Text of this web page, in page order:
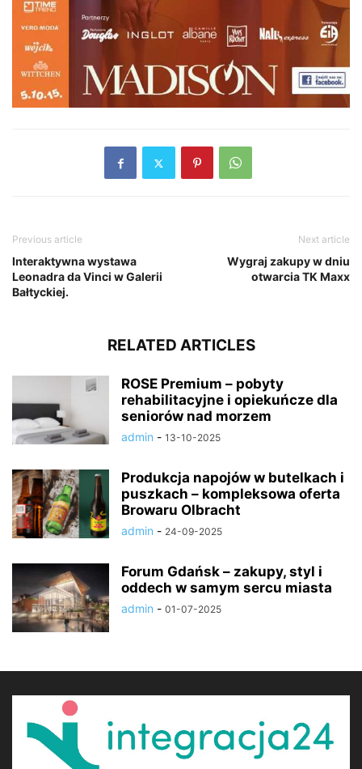
Previous article
Interaktywna wystawa
Leonadra da Vinci w Galerii
Bałtyckiej.
Next article
Wygraj zakupy w dniu
otwarcia TK Maxx
RELATED ARTICLES
ROSE Premium – pobyty
rehabilitacyjne i opiekuńcze dla
seniorów nad morzem
admin - 13-10-2025
Produkcja napojów w butelkach i
puszkach – kompleksowa oferta
Browaru Olbracht
admin - 24-09-2025
Forum Gdańsk – zakupy, styl i
oddech w samym sercu miasta
admin - 01-07-2025